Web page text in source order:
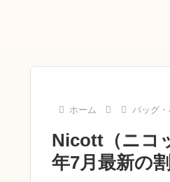
ホーム バッグ
Nicott（ニコ
年7月最新の